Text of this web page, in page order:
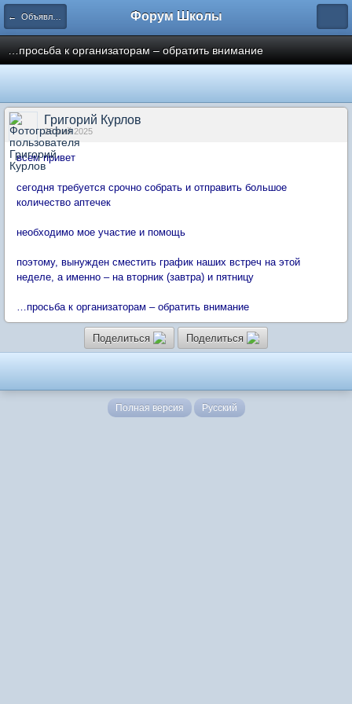
← Объявления Форум Школы
…просьба к организаторам – обратить внимание
Григорий Курлов
26 май 2025
всем привет
сегодня требуется срочно собрать и отправить большое
количество аптечек
необходимо мое участие и помощь
поэтому, вынужден сместить график наших встреч на этой
неделе, а именно – на вторник (завтра) и пятницу
…просьба к организаторам – обратить внимание
Поделиться Поделиться
Полная версия Русский